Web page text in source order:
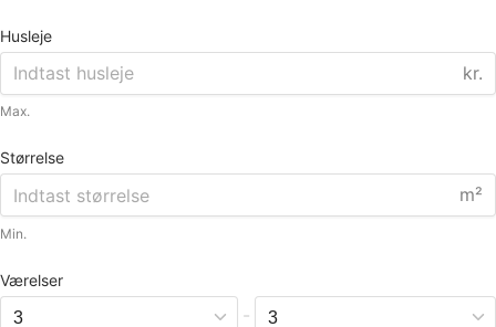
Husleje
kr.
Max.
Størrelse
m²
Min.
Værelser
-